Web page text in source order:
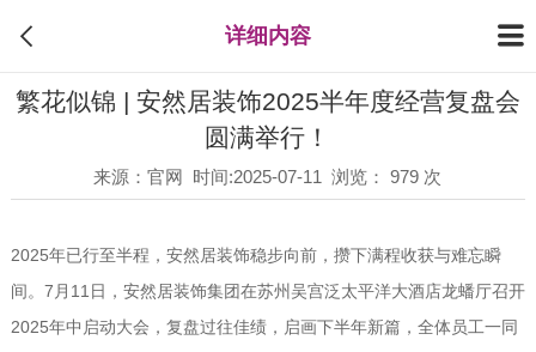
详细内容
繁花似锦 | 安然居装饰2025半年度经营复盘会
圆满举行！
来源：官网 时间:2025-07-11 浏览： 979 次
2025年已行至半程，安然居装饰稳步向前，攒下满程收获与难忘瞬
间。7月11日，安然居装饰集团在苏州吴宫泛太平洋大酒店龙蟠厅召开
2025年中启动大会，复盘过往佳绩，启画下半年新篇，全体员工一同